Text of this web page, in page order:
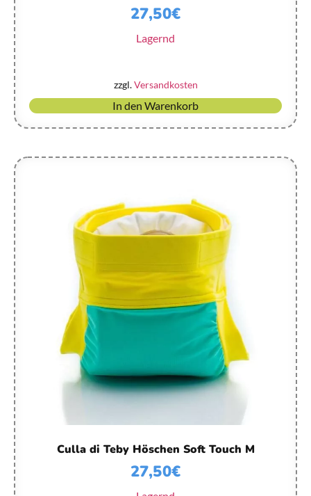
27,50€
Lagernd
zzgl.Versandkosten
In den Warenkorb
Culla di Teby Höschen Soft Touch M
27,50€